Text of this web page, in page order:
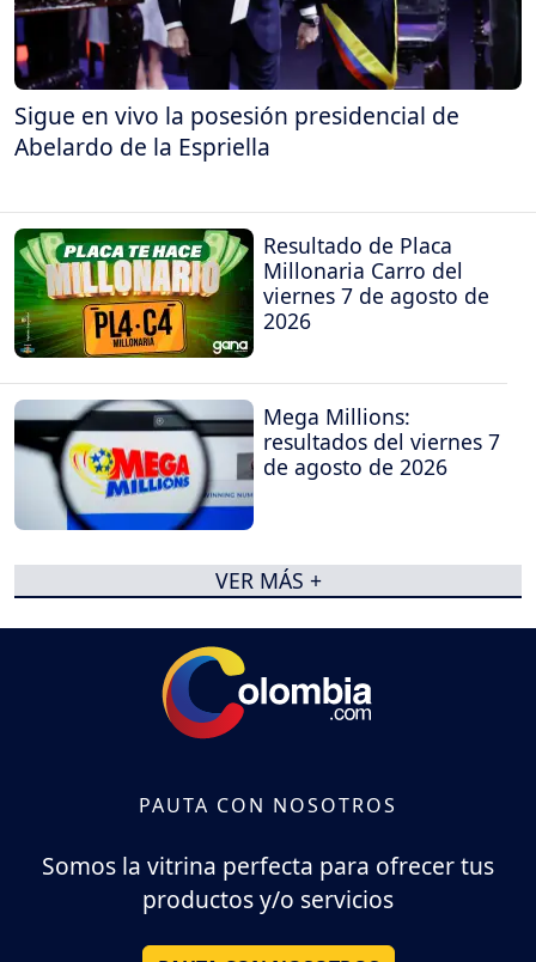
Sigue en vivo la posesión presidencial de
Abelardo de la Espriella
Resultado de Placa
Millonaria Carro del
viernes 7 de agosto de
2026
Mega Millions:
resultados del viernes 7
de agosto de 2026
VER MÁS +
PAUTA CON NOSOTROS
Somos la vitrina perfecta para ofrecer tus
productos y/o servicios